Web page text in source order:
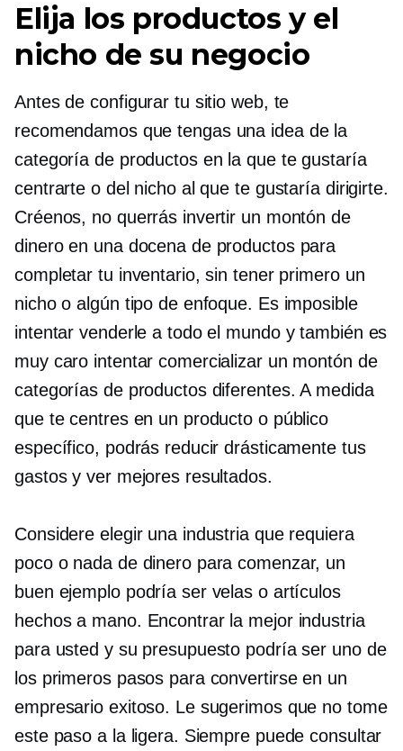
Elija los productos y el
nicho de su negocio
Antes de configurar tu sitio web, te
recomendamos que tengas una idea de la
categoría de productos en la que te gustaría
centrarte o del nicho al que te gustaría dirigirte.
Créenos, no querrás invertir un montón de
dinero en una docena de productos para
completar tu inventario, sin tener primero un
nicho o algún tipo de enfoque. Es imposible
intentar venderle a todo el mundo y también es
muy caro intentar comercializar un montón de
categorías de productos diferentes. A medida
que te centres en un producto o público
específico, podrás reducir drásticamente tus
gastos y ver mejores resultados.
Considere elegir una industria que requiera
poco o nada de dinero para comenzar, un
buen ejemplo podría ser velas o artículos
hechos a mano. Encontrar la mejor industria
para usted y su presupuesto podría ser uno de
los primeros pasos para convertirse en un
empresario exitoso. Le sugerimos que no tome
este paso a la ligera. Siempre puede consultar